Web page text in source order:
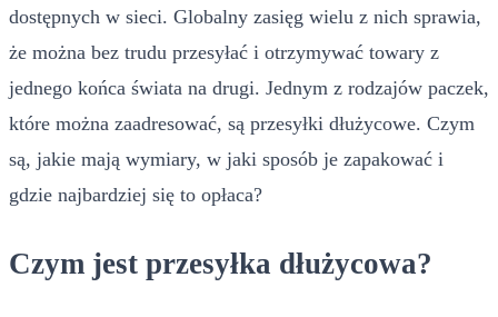
dostępnych w sieci. Globalny zasięg wielu z nich sprawia,
że można bez trudu przesyłać i otrzymywać towary z
jednego końca świata na drugi. Jednym z rodzajów paczek,
które można zaadresować, są przesyłki dłużycowe. Czym
są, jakie mają wymiary, w jaki sposób je zapakować i
gdzie najbardziej się to opłaca?
Czym jest przesyłka dłużycowa?